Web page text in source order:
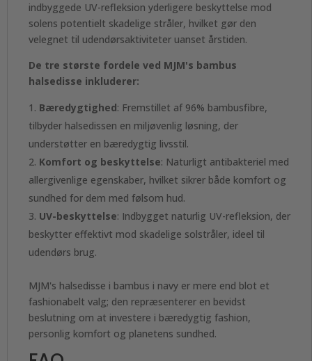
indbyggede UV-refleksion yderligere beskyttelse mod
solens potentielt skadelige stråler, hvilket gør den
velegnet til udendørsaktiviteter uanset årstiden.
De tre største fordele ved MJM's bambus
halsedisse inkluderer:
Bæredygtighed: Fremstillet af 96% bambusfibre,
tilbyder halsedissen en miljøvenlig løsning, der
understøtter en bæredygtig livsstil.
Komfort og beskyttelse: Naturligt antibakteriel med
allergivenlige egenskaber, hvilket sikrer både komfort og
sundhed for dem med følsom hud.
UV-beskyttelse: Indbygget naturlig UV-refleksion, der
beskytter effektivt mod skadelige solstråler, ideel til
udendørs brug.
MJM's halsedisse i bambus i navy er mere end blot et
fashionabelt valg; den repræsenterer en bevidst
beslutning om at investere i bæredygtig fashion,
personlig komfort og planetens sundhed.